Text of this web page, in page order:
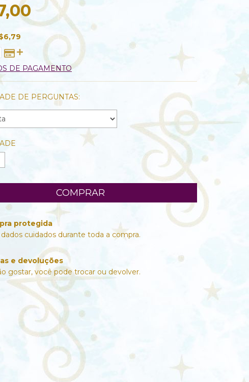
DE PAGAMENTO
DE PERGUNTAS:
protegida
cuidados durante toda a compra.
e devoluções
gostar, você pode trocar ou devolver.